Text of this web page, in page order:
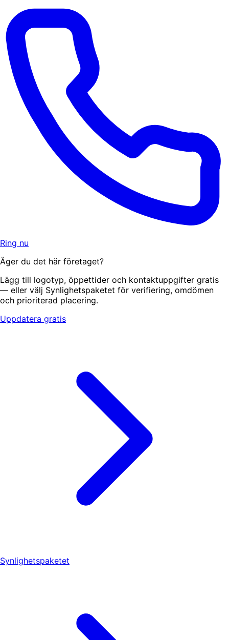
Ring nu
Äger du det här företaget?
Lägg till logotyp, öppettider och kontaktuppgifter gratis
— eller välj Synlighetspaketet för verifiering, omdömen
och prioriterad placering.
Uppdatera gratis
Synlighetspaketet